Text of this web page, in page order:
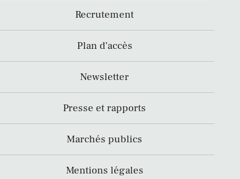
Recrutement
Plan d’accès
Newsletter
Presse et rapports
Marchés publics
Mentions légales